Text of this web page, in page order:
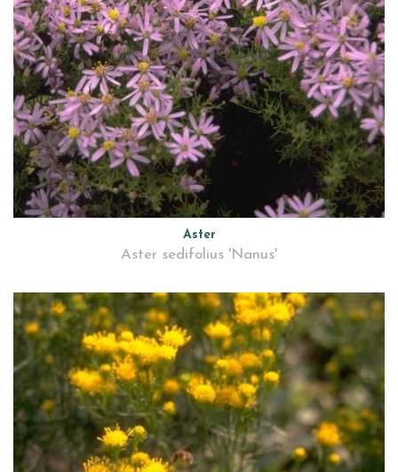
Aster
Aster sedifolius 'Nanus'